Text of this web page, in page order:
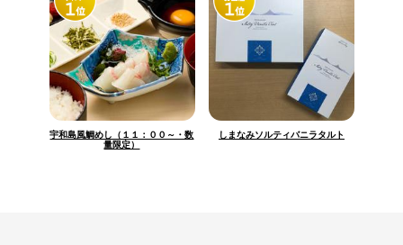
宇和島風鯛めし（１１：００～・数
量限定）
しまなみソルティバニラタルト